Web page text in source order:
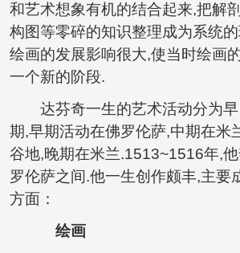
和艺术想象有机的结合起来,把解
构图等零碎的知识整理成为系统
绘画的发展影响很大,使当时绘画
一个新的阶段.
达芬奇一生的艺术活动分为
期,早期活动在佛罗伦萨,中期在米
谷地,晚期在米兰.1513~1516年,
罗伦萨之间.他一生创作颇丰,主要
方面：
绘画